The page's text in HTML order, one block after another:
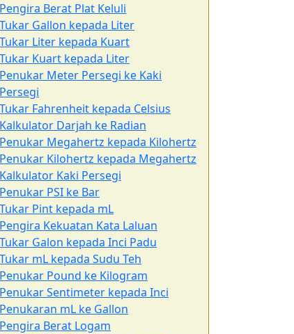
Pengira Berat Plat Keluli
Tukar Gallon kepada Liter
Tukar Liter kepada Kuart
Tukar Kuart kepada Liter
Penukar Meter Persegi ke Kaki
Persegi
Tukar Fahrenheit kepada Celsius
Kalkulator Darjah ke Radian
Penukar Megahertz kepada Kilohertz
Penukar Kilohertz kepada Megahertz
Kalkulator Kaki Persegi
Penukar PSI ke Bar
Tukar Pint kepada mL
Pengira Kekuatan Kata Laluan
Tukar Galon kepada Inci Padu
Tukar mL kepada Sudu Teh
Penukar Pound ke Kilogram
Penukar Sentimeter kepada Inci
Penukaran mL ke Gallon
Pengira Berat Logam